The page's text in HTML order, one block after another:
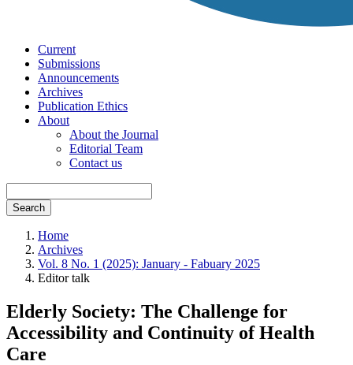
Current
Submissions
Announcements
Archives
Publication Ethics
About
About the Journal
Editorial Team
Contact us
Search
Home
Archives
Vol. 8 No. 1 (2025): January - Fabuary 2025
Editor talk
Elderly Society: The Challenge for
Accessibility and Continuity of Health
Care